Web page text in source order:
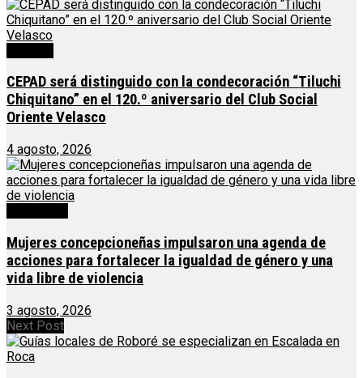
CEPAD será distinguido con la condecoración “Tiluchi
Chiquitano” en el 120.º aniversario del Club Social
Oriente Velasco
4 agosto, 2026
Mujeres concepcioneñas impulsaron una agenda de
acciones para fortalecer la igualdad de género y una
vida libre de violencia
3 agosto, 2026
Next Post